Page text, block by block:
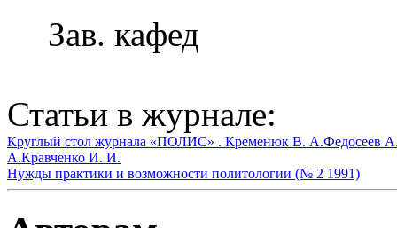
Зав. кафед
Статьи в журнале:
Круглый стол журнала «ПОЛИС» . Кременюк В. А.Федосеев
А.Кравченко И. И.
Нужды практики и возможности политологии (№ 2 1991)